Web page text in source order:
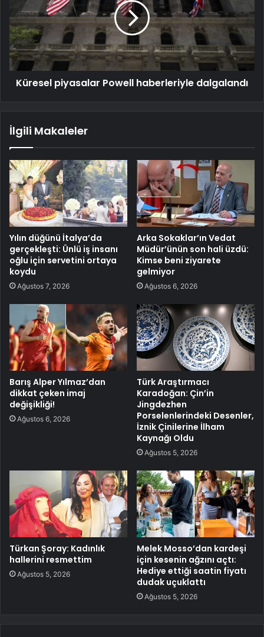
Küresel piyasalar Powell haberleriyle dalgalandı
İlgili Makaleler
Yılın düğünü İtalya’da
gerçekleşti: Ünlü iş insanı
oğlu için servetini ortaya
koydu
Ağustos 7, 2026
Arka Sokaklar’ın Vedat
Müdür’ünün son hali üzdü:
Kimse beni ziyarete
gelmiyor
Ağustos 6, 2026
Barış Alper Yılmaz’dan
dikkat çeken imaj
değişikliği!
Ağustos 6, 2026
Türk Araştırmacı
Karadoğan: Çin’in
Jingdezhen
Porselenlerindeki Desenler,
İznik Çinilerine İlham
Kaynağı Oldu
Ağustos 5, 2026
Türkan Şoray: Kadınlık
hallerini resmettim
Ağustos 5, 2026
Melek Mosso’dan kardeşi
için kesenin ağzını açtı:
Hediye ettiği saatin fiyatı
dudak uçuklattı
Ağustos 5, 2026